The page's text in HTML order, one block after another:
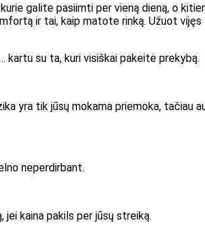
galite pasiimti per vieną dieną, o
ir tai, kaip matote rinką. Užuot
kartu su ta, kuri visiškai pakeitė prekybą.
yra tik jūsų mokama priemoka, tačiau
neperdirbant.
kaina pakils per jūsų streiką.